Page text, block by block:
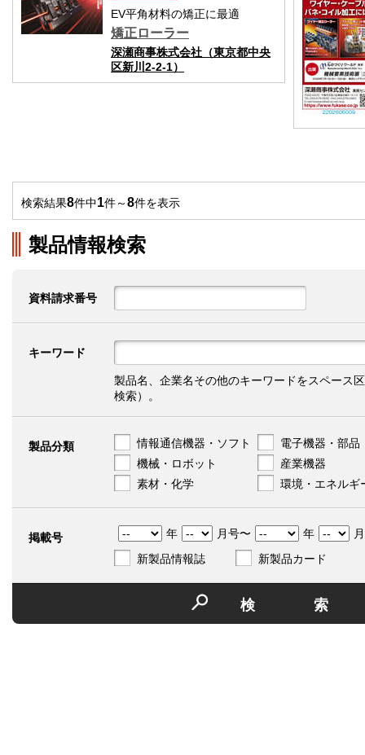
EV平角材料の矯正に最適
矯正ローラー
深瀬商事株式会社（東京都中央
区新川2-2-1）
検索結果8件中1件～8件を表示
製品情報検索
資料請求番号
キーワード
製品名、企業名その他のキーワードをスペース
検索）。
製品分類 情報通信機器・ソフト
電子機器・部品
機械・ロボット
産業機器
素材・化学
環境・エネルギ
掲載号 年 月号〜 年
新製品情報誌
新製品カード
検